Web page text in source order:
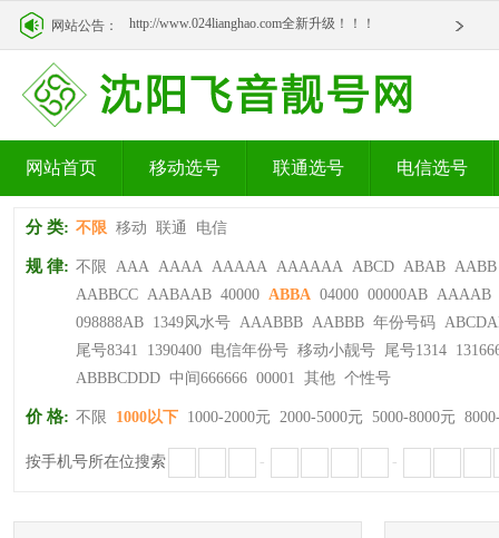
网站公告： http://www.024lianghao.com全新升级！！！
网站首页 移动选号 联通选号 电信选号
分 类: 不限 移动 联通 电信
规 律: 不限 AAA AAAA AAAAA AAAAAA ABCD ABAB AABB
AABBCC AABAAB 40000 ABBA 04000 00000AB AAAAB
098888AB 1349风水号 AAABBB AABBB 年份号码
尾号8341
1390400 电信年份号 移动小靓号 尾号1314
ABBBCDDD 中间666666 00001 其他 个性号
价 格: 不限 1000以下 1000-2000元 2000-5000元 5000-8000元
按手机号所在位搜索 - -